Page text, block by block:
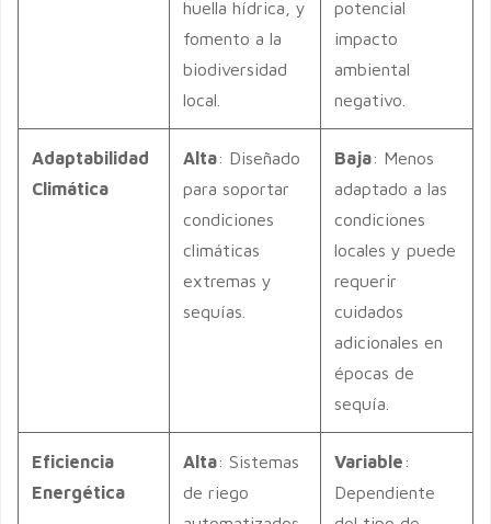
huella hídrica, y
fomento a la
biodiversidad
local.
potencial
impacto
ambiental
negativo.
Adaptabilidad
Climática
Alta: Diseñado
para soportar
condiciones
climáticas
extremas y
sequías.
Baja: Menos
adaptado a las
condiciones
locales y puede
requerir
cuidados
adicionales en
épocas de
sequía.
Eficiencia
Energética
Alta: Sistemas
de riego
Variable:
Dependiente